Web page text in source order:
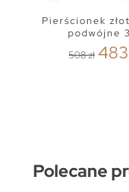
Pierścionek
podwójne
508 zł 483
Polecane